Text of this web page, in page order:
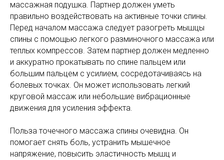
массажная подушка. Партнер должен уметь
правильно воздействовать на активные точки спины.
Перед началом массажа следует разогреть мышцы
спины с помощью легкого разминочного массажа или
теплых компрессов. Затем партнер должен медленно
и аккуратно прокатывать по спине пальцем или
большим пальцем с усилием, сосредотачиваясь на
болевых точках. Он может использовать легкий
круговой массаж или небольшие вибрационные
движения для усиления эффекта.
Польза точечного массажа спины очевидна. Он
помогает снять боль, устранить мышечное
напряжение, повысить эластичность мышц и